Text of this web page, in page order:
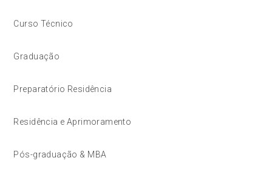
Curso Técnico
Graduação
Preparatório Residência
Residência e Aprimoramento
Pós-graduação & MBA